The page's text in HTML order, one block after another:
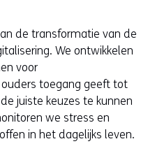
de transformatie van de
We ontwikkelen
voor
toegang geeft tot
juiste keuzes te kunnen
we stress en
in het dagelijks leven.